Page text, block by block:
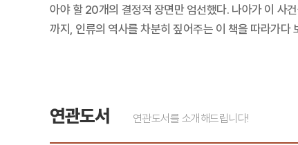
아야 할 20개의 결정적 장면만 엄선했다. 나아가 이 사
까지, 인류의 역사를 차분히 짚어주는 이 책을 따라가
연관도서 연관도서를 소개해드립니다!